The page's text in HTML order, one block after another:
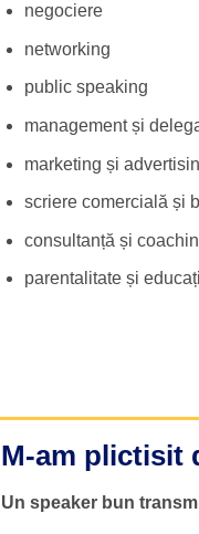
negociere
networking
public speaking
management și
marketing și
scriere comercială și
consultanță și
parentalitate și
M-am plictisit
Un speaker bun